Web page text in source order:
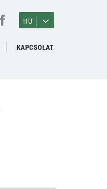
HU
KAPCSOLAT